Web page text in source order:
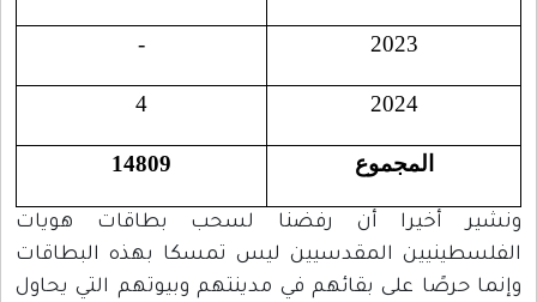
2023
-
2024
4
المجموع 14809
ونشير أخيرا أن رفضنا لسحب بطاقات هويات
الفلسطينيين المقدسيين ليس تمسكا بهذه البطاقات
وإنما حرصًا على بقائهم في مدينتهم وبيوتهم التي يحاول